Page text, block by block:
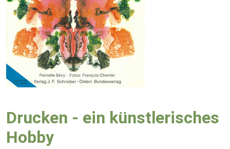
Drucken - ein künstlerisches
Hobby